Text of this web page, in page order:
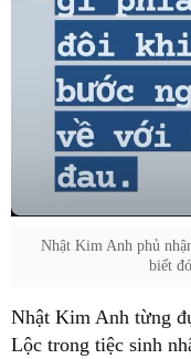
Nhật Kim Anh phủ
biết
Nhật Kim Anh từng
Lộc trong tiệc sinh